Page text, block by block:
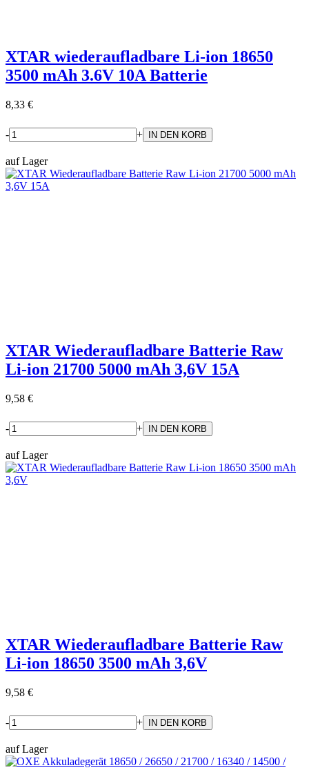
XTAR wiederaufladbare Li-ion 18650
3500 mAh 3.6V 10A Batterie
8,33 €
- +
auf Lager
XTAR Wiederaufladbare Batterie Raw
Li-ion 21700 5000 mAh 3,6V 15A
9,58 €
- +
auf Lager
XTAR Wiederaufladbare Batterie Raw
Li-ion 18650 3500 mAh 3,6V
9,58 €
- +
auf Lager